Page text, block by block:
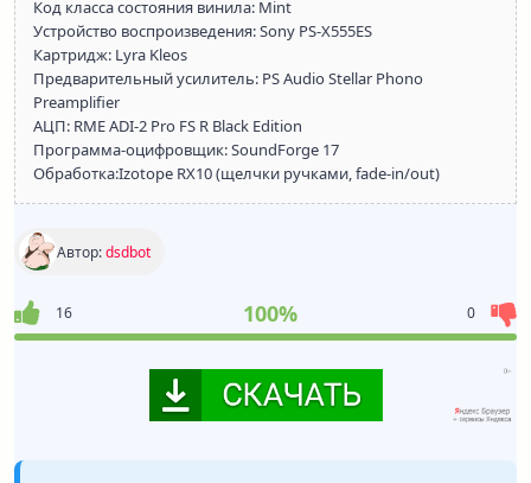
Код класса состояния винила: Mint
Устройство воспроизведения: Sony PS-X555ES
Картридж: Lyra Kleos
Предварительный усилитель: PS Audio Stellar Phono
Preamplifier
АЦП: RME ADI-2 Pro FS R Black Edition
Программа-оцифровщик: SoundForge 17
Обработка:Izotope RX10 (щелчки ручками, fade-in/out)
Автор:dsdbot
16 100% 0